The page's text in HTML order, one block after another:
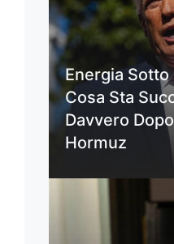
Energia
Cosa Sta
Davvero
Hormuz